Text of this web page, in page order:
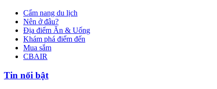
Cẩm nang du lịch
Nên ở đâu?
Địa điểm Ăn & Uống
Khám phá điểm đến
Mua sắm
CBAIR
Tin nổi bật